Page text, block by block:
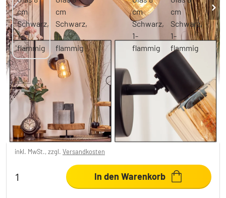
Aggebo Wandleuchte Glas 8 cm Schwarz, 1-
flammig
-42% CHF 18.95
Sie sparenCHF 14.00 UVP:CHF 32.95
inkl. MwSt., zzgl. Versandkosten
In den Warenkorb